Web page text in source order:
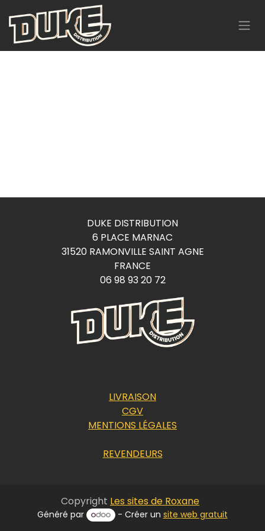
Se rendre au contenu
DUKE DISTRIBUTION
6 PLACE MARNAC
31520 RAMONVILLE SAINT AGNE
FRANCE
06 98 93 20 72
LIVRAISON
CGV
MENTIONS LÉGALES
REVENDEURS
Copyright Les sites de Roxane
Généré par - Créer un site web gratuit